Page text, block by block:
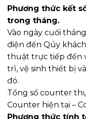
Phương thức kết
trong tháng.
Vào ngày cuối
điện đến Qúy
thuật trực tiếp đến
trì, vệ sinh thiết bị
đó.
Tổng số counter
Counter hiện tại –
Phương thức tính